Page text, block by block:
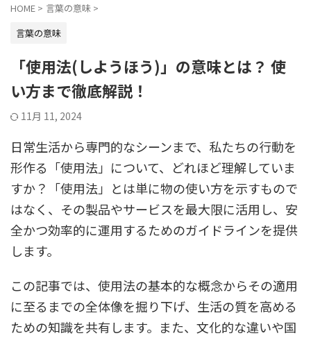
HOME > 言葉の意味 >
言葉の意味
「使用法(しようほう)」の意味とは？ 使
い方まで徹底解説！
11月 11, 2024
日常生活から専門的なシーンまで、私たちの行動を
形作る「使用法」について、どれほど理解していま
すか？「使用法」とは単に物の使い方を示すもので
はなく、その製品やサービスを最大限に活用し、安
全かつ効率的に運用するためのガイドラインを提供
します。
この記事では、使用法の基本的な概念からその適用
に至るまでの全体像を掘り下げ、生活の質を高める
ための知識を共有します。また、文化的な違いや国